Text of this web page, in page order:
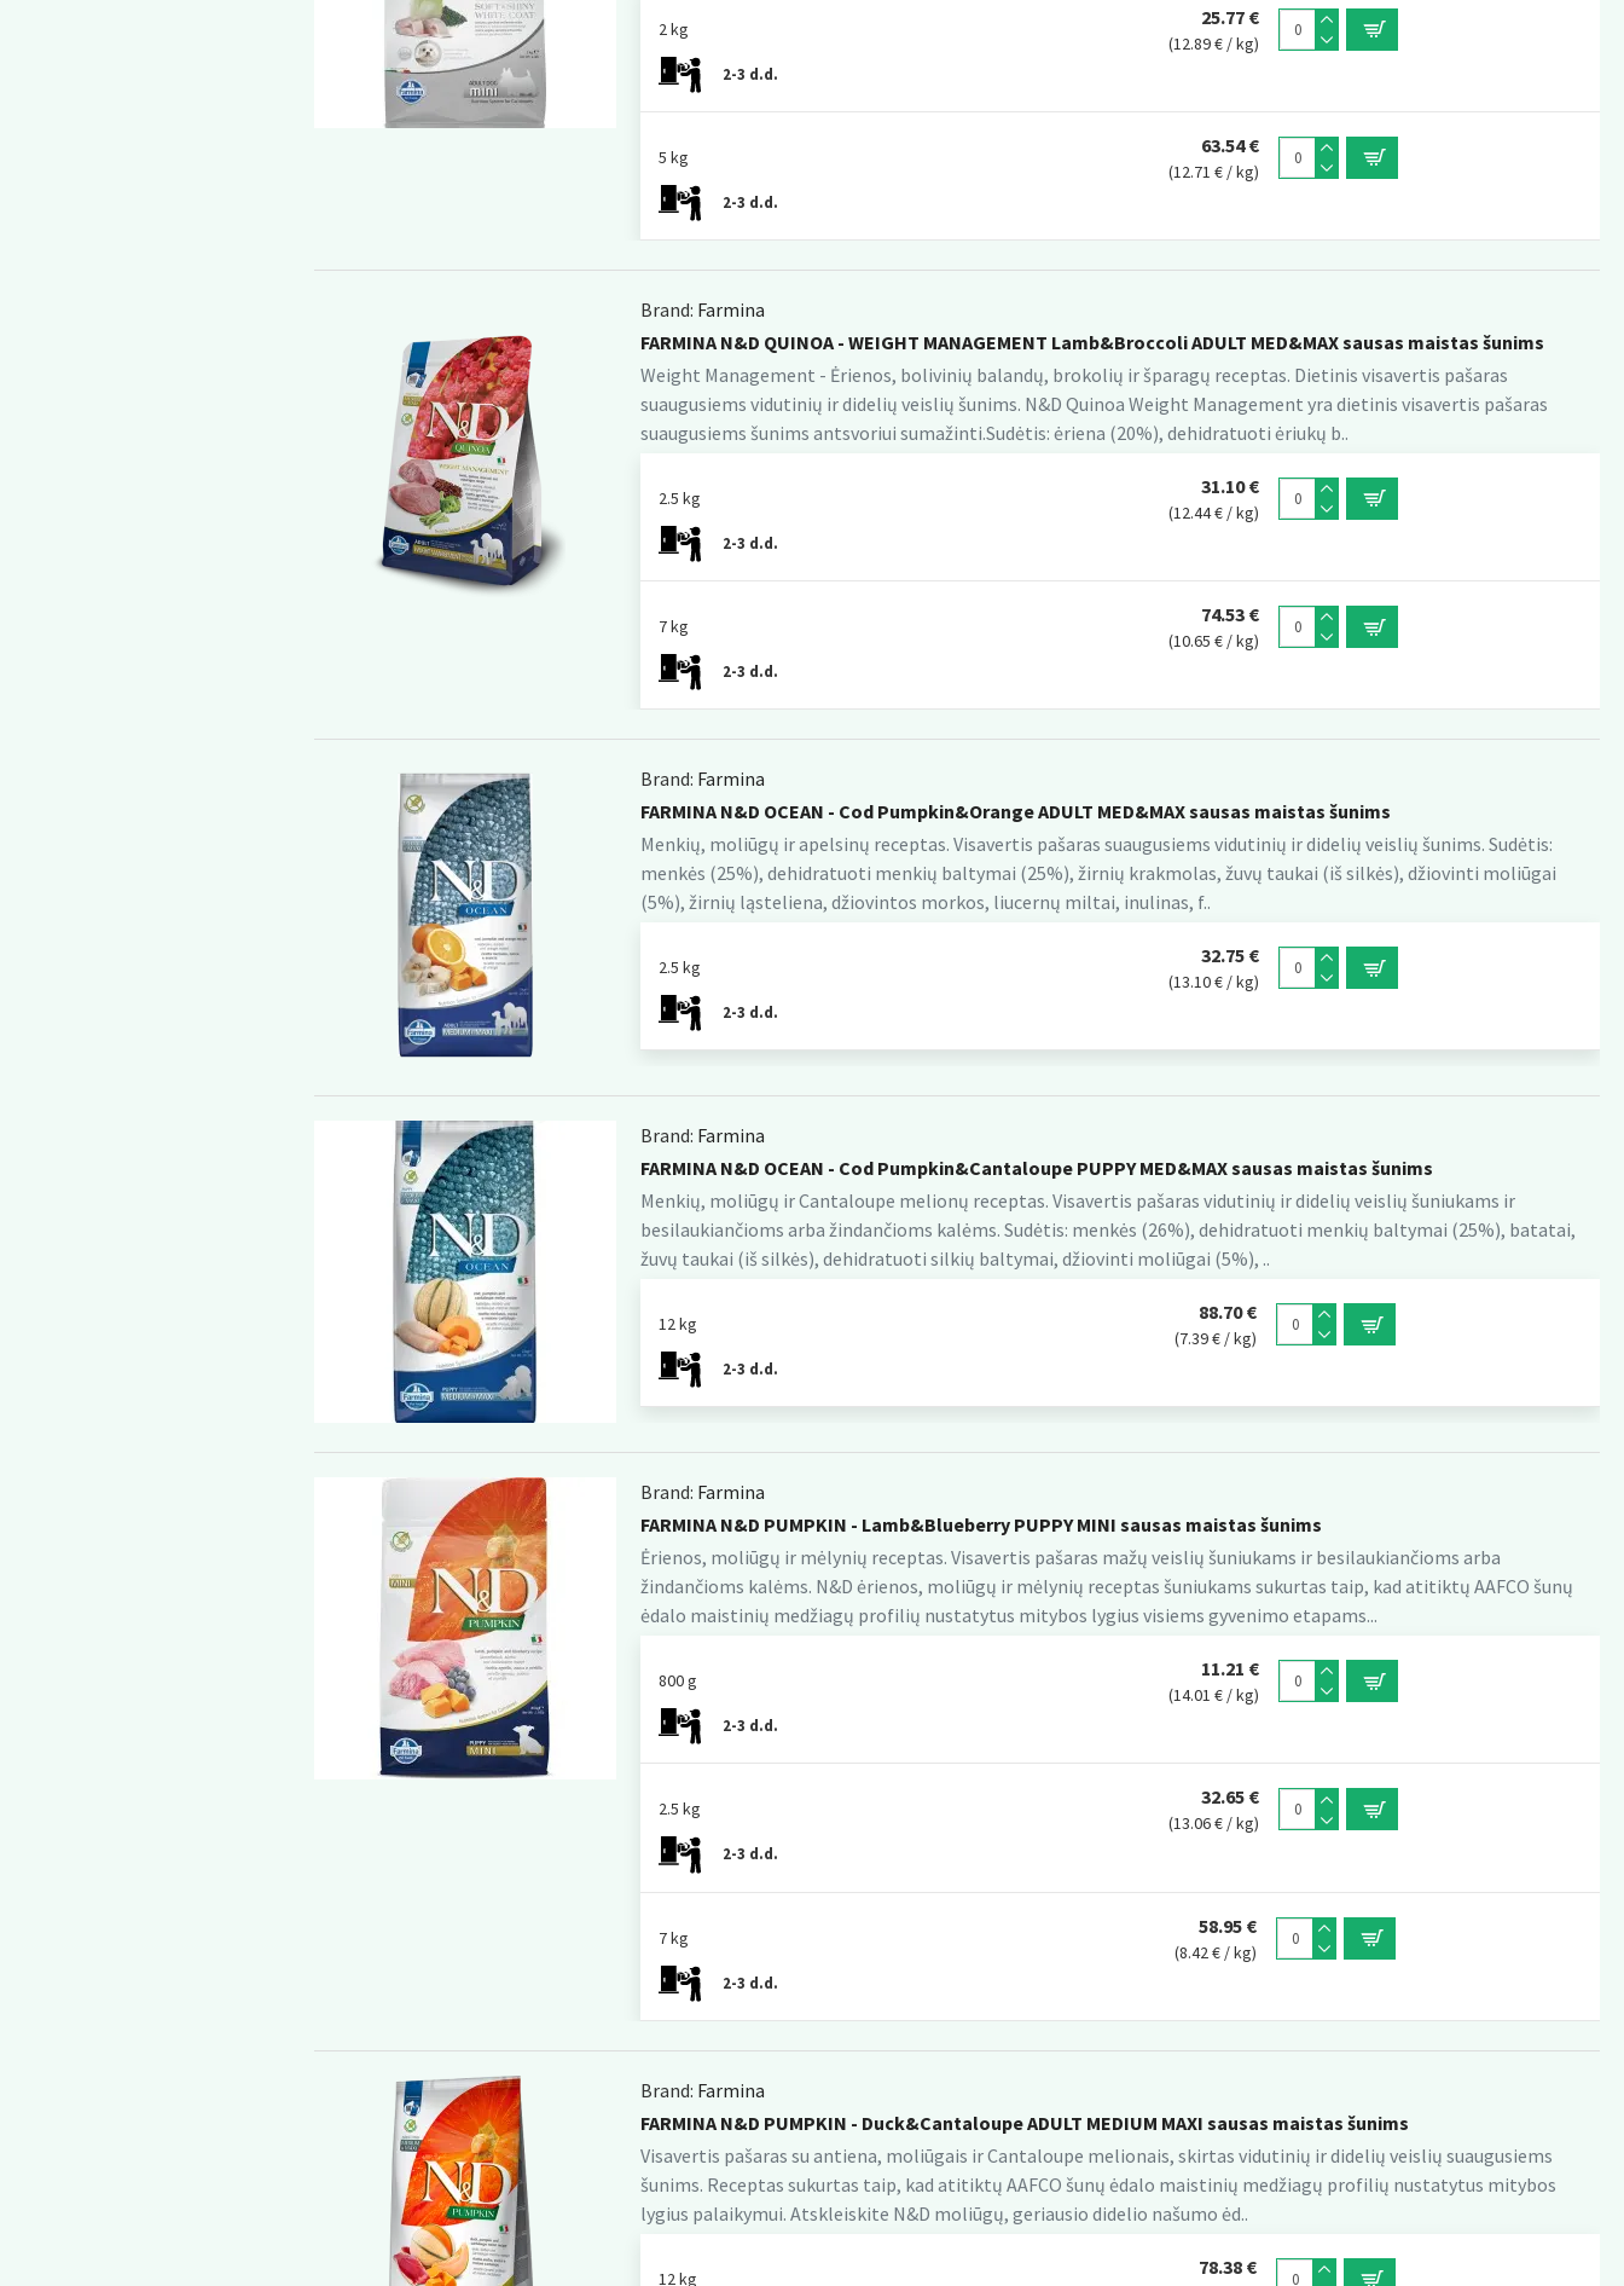
2 kg
2-3 d.d.
25.77 €
(12.89 € / kg)
5 kg
2-3 d.d.
63.54 €
(12.71 € / kg)
Brand: Farmina
FARMINA N&D QUINOA - WEIGHT MANAGEMENT Lamb&Broccoli ADULT MED&MAX sausas maistas šunims
Weight Management - Ėrienos, bolivinių balandų, brokolių ir šparagų receptas. Dietinis visavertis pašaras
suaugusiems vidutinių ir didelių veislių šunims. N&D Quinoa Weight Management yra dietinis visavertis pašaras
suaugusiems šunims antsvoriui sumažinti.Sudėtis: ėriena (20%), dehidratuoti ėriukų b..
2.5 kg
2-3 d.d.
31.10 €
(12.44 € / kg)
7 kg
2-3 d.d.
74.53 €
(10.65 € / kg)
Brand: Farmina
FARMINA N&D OCEAN - Cod Pumpkin&Orange ADULT MED&MAX sausas maistas šunims
Menkių, moliūgų ir apelsinų receptas. Visavertis pašaras suaugusiems vidutinių ir didelių veislių šunims. Sudėtis:
menkės (25%), dehidratuoti menkių baltymai (25%), žirnių krakmolas, žuvų taukai (iš silkės), džiovinti moliūgai
(5%), žirnių ląsteliena, džiovintos morkos, liucernų miltai, inulinas, f..
2.5 kg
2-3 d.d.
32.75 €
(13.10 € / kg)
Brand: Farmina
FARMINA N&D OCEAN - Cod Pumpkin&Cantaloupe PUPPY MED&MAX sausas maistas šunims
Menkių, moliūgų ir Cantaloupe melionų receptas. Visavertis pašaras vidutinių ir didelių veislių šuniukams ir
besilaukiančioms arba žindančioms kalėms. Sudėtis: menkės (26%), dehidratuoti menkių baltymai (25%), batatai,
žuvų taukai (iš silkės), dehidratuoti silkių baltymai, džiovinti moliūgai (5%), ..
12 kg
2-3 d.d.
88.70 €
(7.39 € / kg)
Brand: Farmina
FARMINA N&D PUMPKIN - Lamb&Blueberry PUPPY MINI sausas maistas šunims
Ėrienos, moliūgų ir mėlynių receptas. Visavertis pašaras mažų veislių šuniukams ir besilaukiančioms arba
žindančioms kalėms. N&D ėrienos, moliūgų ir mėlynių receptas šuniukams sukurtas taip, kad atitiktų AAFCO šunų
ėdalo maistinių medžiagų profilių nustatytus mitybos lygius visiems gyvenimo etapams...
800 g
2-3 d.d.
11.21 €
(14.01 € / kg)
2.5 kg
2-3 d.d.
32.65 €
(13.06 € / kg)
7 kg
2-3 d.d.
58.95 €
(8.42 € / kg)
Brand: Farmina
FARMINA N&D PUMPKIN - Duck&Cantaloupe ADULT MEDIUM MAXI sausas maistas šunims
Visavertis pašaras su antiena, moliūgais ir Cantaloupe melionais, skirtas vidutinių ir didelių veislių suaugusiems
šunims. Receptas sukurtas taip, kad atitiktų AAFCO šunų ėdalo maistinių medžiagų profilių nustatytus mitybos
lygius palaikymui. Atskleiskite N&D moliūgų, geriausio didelio našumo ėd..
12 kg 78.38 €